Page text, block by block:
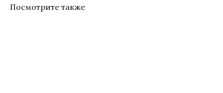
Посмотрите также